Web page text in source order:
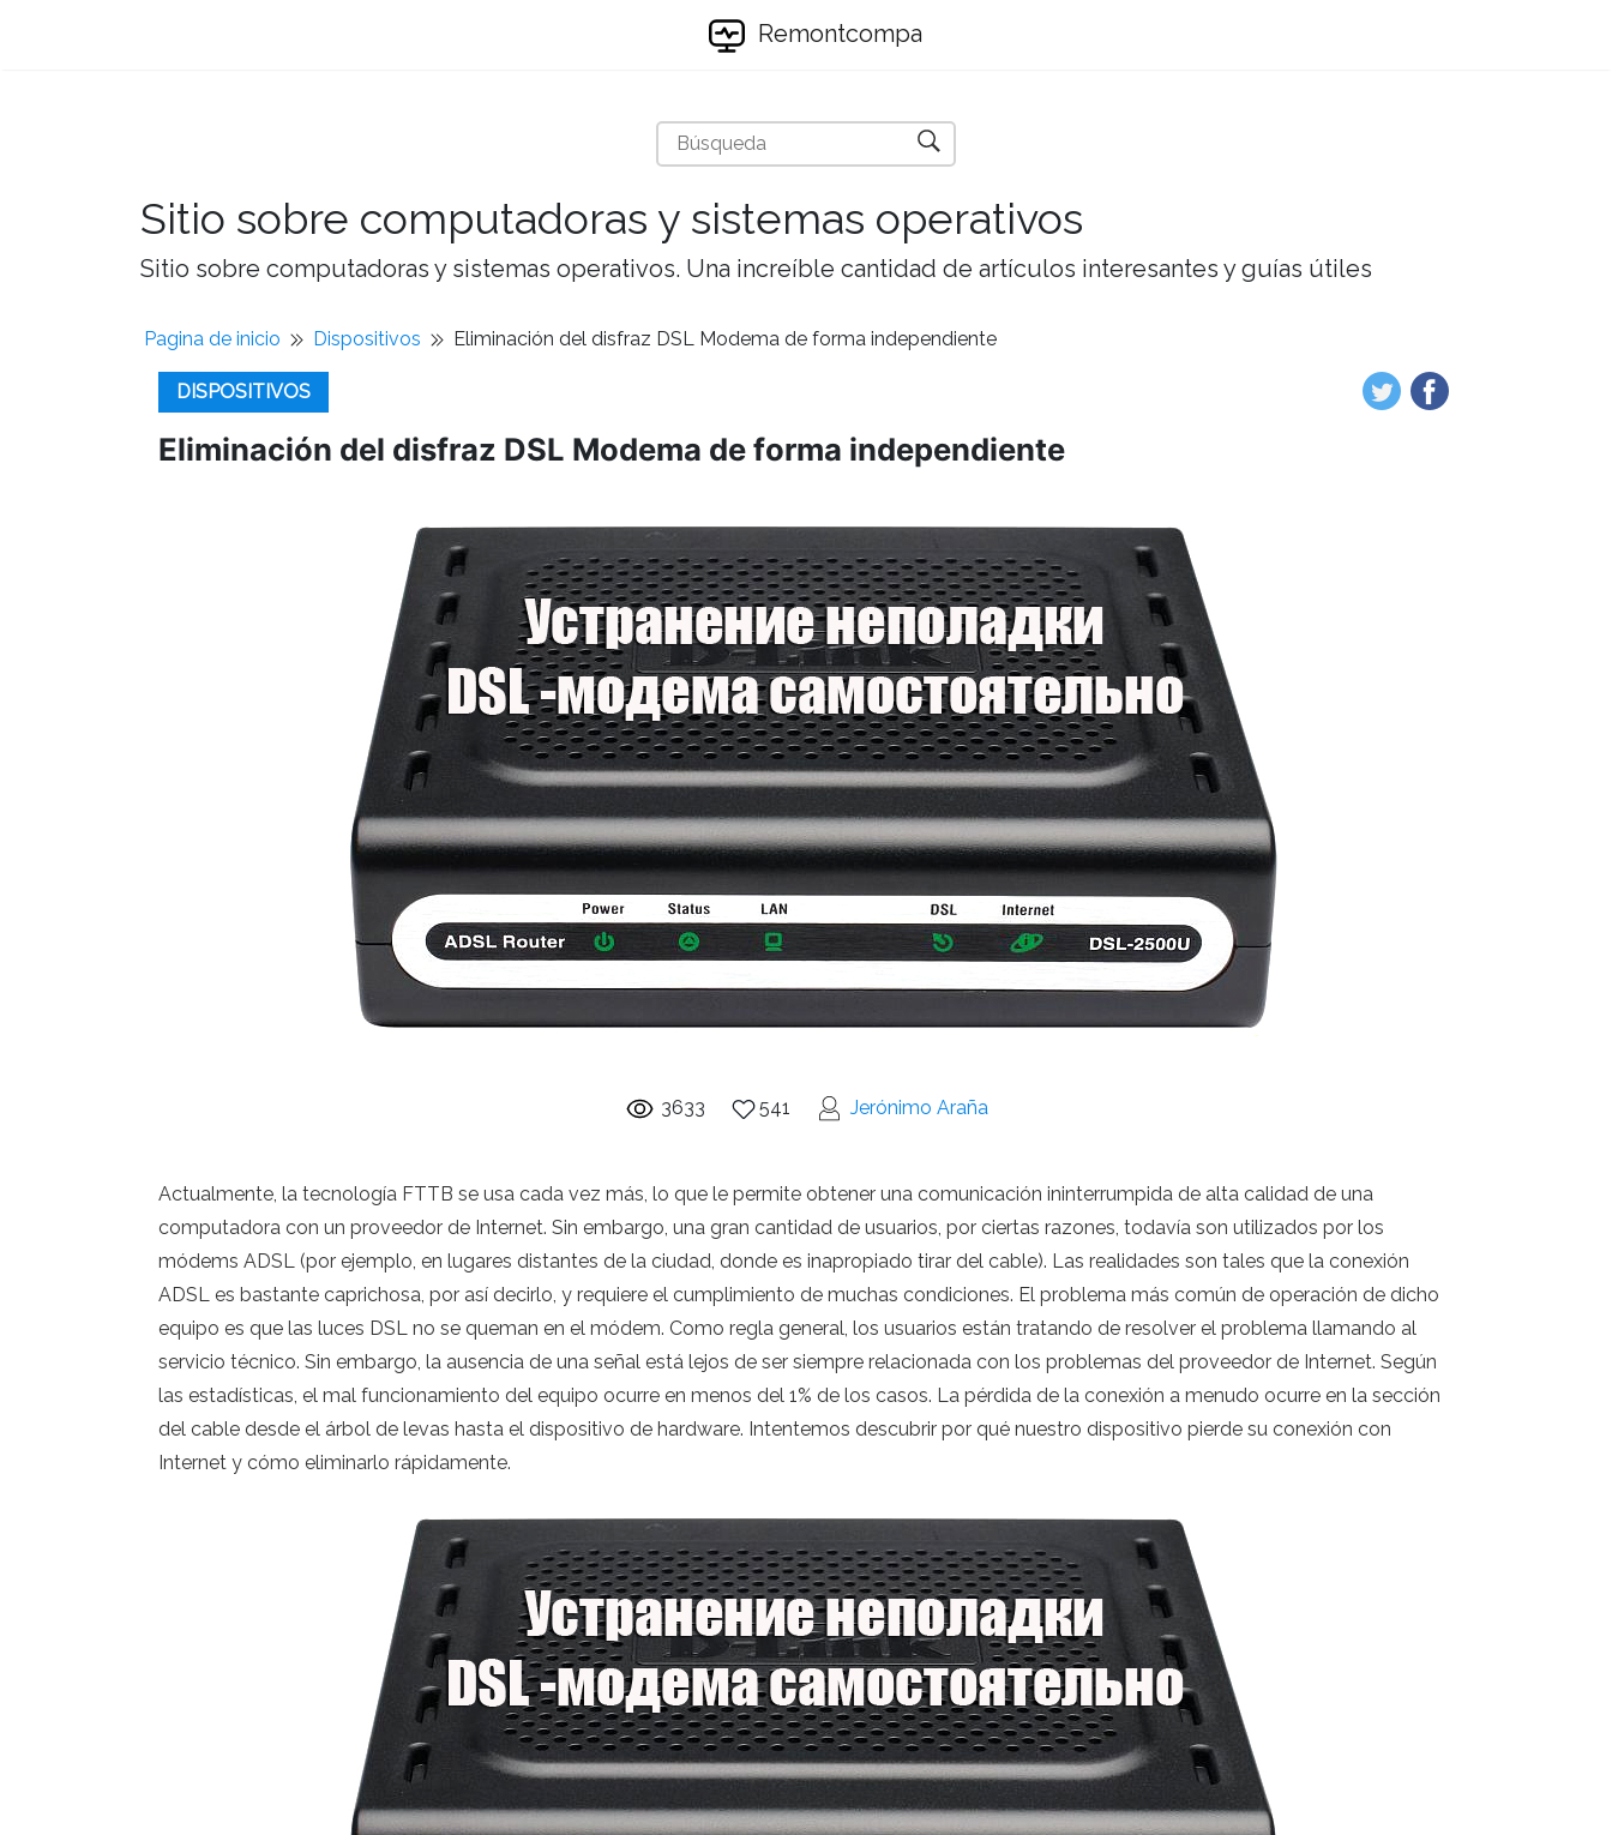
Remontcompa
Sitio sobre computadoras y sistemas operativos
Sitio sobre computadoras y sistemas operativos. Una increíble cantidad de artículos interesantes y guías útiles
Pagina de inicio Dispositivos Eliminación del disfraz DSL Modema de forma independiente
DISPOSITIVOS
Eliminación del disfraz DSL Modema de forma independiente
3633 541 Jerónimo Araña
Actualmente, la tecnología FTTB se usa cada vez más, lo que le permite obtener una comunicación ininterrumpida de alta calidad de una
computadora con un proveedor de Internet. Sin embargo, una gran cantidad de usuarios, por ciertas razones, todavía son utilizados por los
módems ADSL (por ejemplo, en lugares distantes de la ciudad, donde es inapropiado tirar del cable). Las realidades son tales que la conexión
ADSL es bastante caprichosa, por así decirlo, y requiere el cumplimiento de muchas condiciones. El problema más común de operación de dicho
equipo es que las luces DSL no se queman en el módem. Como regla general, los usuarios están tratando de resolver el problema llamando al
servicio técnico. Sin embargo, la ausencia de una señal está lejos de ser siempre relacionada con los problemas del proveedor de Internet. Según
las estadísticas, el mal funcionamiento del equipo ocurre en menos del 1% de los casos. La pérdida de la conexión a menudo ocurre en la sección
del cable desde el árbol de levas hasta el dispositivo de hardware. Intentemos descubrir por qué nuestro dispositivo pierde su conexión con
Internet y cómo eliminarlo rápidamente.